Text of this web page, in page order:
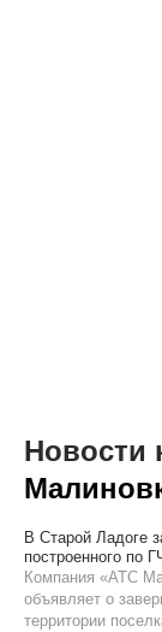
Новости
В Старой Ладоге
построенного по
Компания «АТС
объявляет о
территории